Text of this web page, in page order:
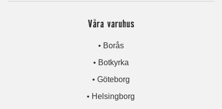
Våra varuhus
• Borås
• Botkyrka
• Göteborg
• Helsingborg